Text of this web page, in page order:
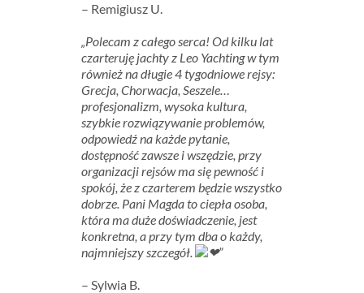
– Remigiusz U.
„Polecam z całego serca! Od kilku lat
czarteruję jachty z Leo Yachting w tym
również na długie 4 tygodniowe rejsy:
Grecja, Chorwacja, Seszele…
profesjonalizm, wysoka kultura,
szybkie rozwiązywanie problemów,
odpowiedź na każde pytanie,
dostępność zawsze i wszędzie, przy
organizacji rejsów ma się pewność i
spokój, że z czarterem będzie wszystko
dobrze. Pani Magda to ciepła osoba,
która ma duże doświadczenie, jest
konkretna, a przy tym dba o każdy,
najmniejszy szczegół.
”
– Sylwia B.